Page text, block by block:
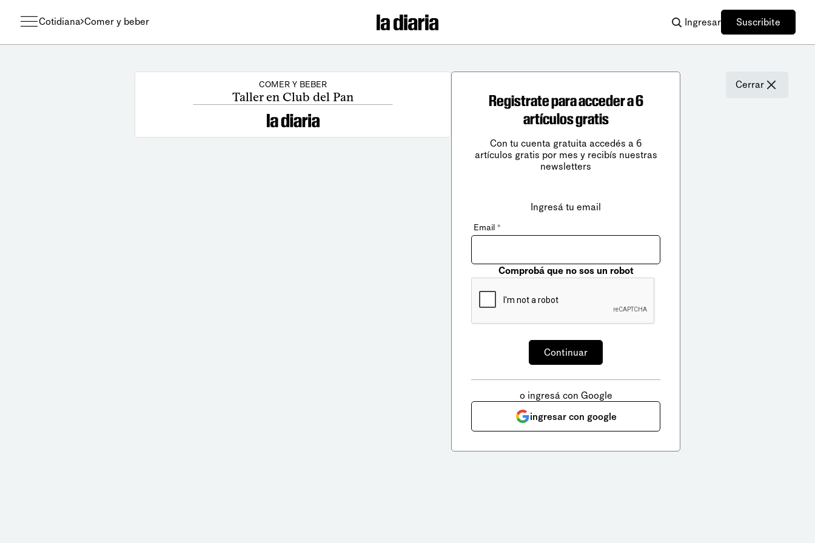
Cotidiana Comer y beber Ingresar Suscribite
COMER Y BEBER
Taller en Club del Pan
Cerrar
Registrate para acceder a 6
artículos gratis
Con tu cuenta gratuita accedés a 6
artículos gratis por mes y recibís nuestras
newsletters
Ingresá tu email
Email *
Comprobá que no sos un robot
o ingresá con Google
ingresar con google